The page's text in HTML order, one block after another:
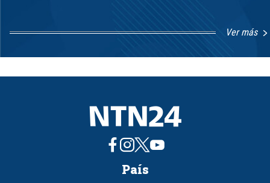
Ver más
1
8
País